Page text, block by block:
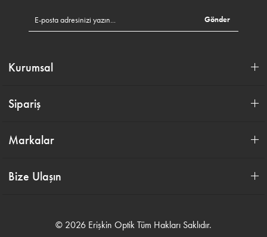
Gönder
Kurumsal
Sipariş
Markalar
Bize Ulaşın
© 2026 Erişkin Optik Tüm Hakları Saklıdır.